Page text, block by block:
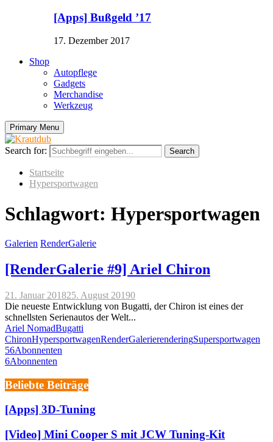
[Apps] Bußgeld ’17
17. Dezember 2017
Shop
Autopflege
Gadgets
Merchandise
Werkzeug
Primary Menu
Search for: Search
Startseite
Hypersportwagen
Schlagwort: Hypersportwagen
Galerien RenderGalerie
[RenderGalerie #9] Ariel Chiron
21. Januar 201825. August 20190
Die neueste Entwicklung von Bugatti, der Chiron ist eines der
schnellsten Serienautos der Welt...
Ariel NomadBugatti
ChironHypersportwagenRenderGalerierenderingSupersportwagen
56Abonnenten
6Abonnenten
Beliebte Beiträge
[Apps] 3D-Tuning
[Video] Mini Cooper S mit JCW Tuning-Kit